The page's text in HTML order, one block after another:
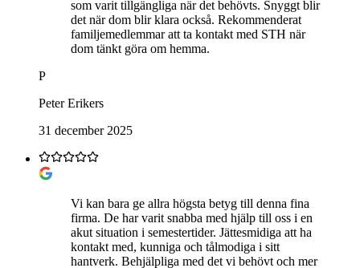
som varit tillgängliga när det behövts. Snyggt blir
det när dom blir klara också. Rekommenderat
familjemedlemmar att ta kontakt med STH när
dom tänkt göra om hemma.
P
Peter Erikers
31 december 2025
Vi kan bara ge allra högsta betyg till denna fina
firma. De har varit snabba med hjälp till oss i en
akut situation i semestertider. Jättesmidiga att ha
kontakt med, kunniga och tålmodiga i sitt
hantverk. Behjälpliga med det vi behövt och mer